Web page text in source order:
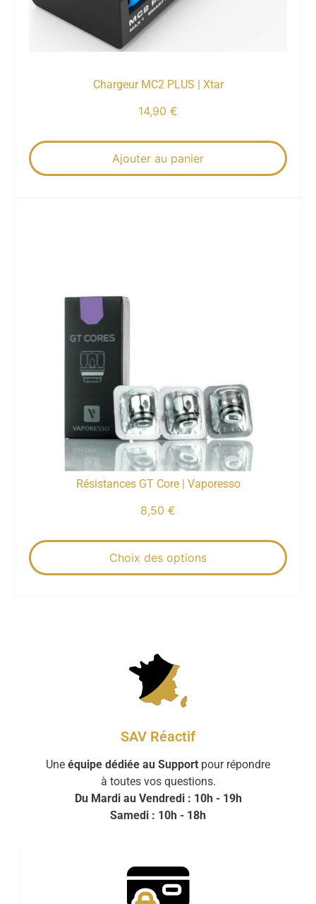
Chargeur MC2 PLUS | Xtar
14,90 €
Ajouter au panier
Résistances GT Core | Vaporesso
8,50 €
Choix des options
SAV Réactif
Une équipe dédiée au Support pour répondre
à toutes vos questions.
Du Mardi au Vendredi : 10h - 19h
Samedi : 10h - 18h